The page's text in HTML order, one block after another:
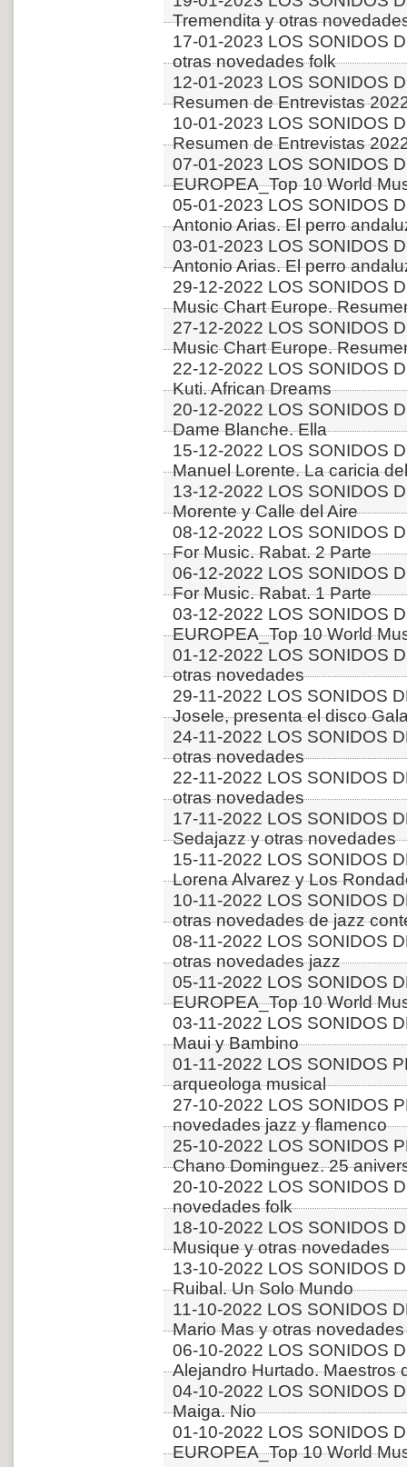
Tremendita y otras
17-01-2023 LOS SONIDOS
otras novedades folk
12-01-2023 LOS SONIDOS
Resumen de Entrevistas
10-01-2023 LOS SONIDOS
Resumen de Entrevistas
07-01-2023 LOS SONIDOS
EUROPEA_Top 10 World
05-01-2023 LOS SONIDOS
Antonio Arias. El perro
03-01-2023 LOS SONIDOS
Antonio Arias. El perro
29-12-2022 LOS SONIDOS
Music Chart Europe.
27-12-2022 LOS SONIDOS
Music Chart Europe.
22-12-2022 LOS SONIDOS
Kuti. African Dreams
20-12-2022 LOS SONIDOS
Dame Blanche. Ella
15-12-2022 LOS SONIDOS
Manuel Lorente. La caricia
13-12-2022 LOS SONIDOS
Morente y Calle del Aire
08-12-2022 LOS SONIDOS
For Music. Rabat. 2 Parte
06-12-2022 LOS SONIDOS
For Music. Rabat. 1 Parte
03-12-2022 LOS SONIDOS
EUROPEA_Top 10 World
01-12-2022 LOS SONIDOS
otras novedades
29-11-2022 LOS SONIDOS
Josele, presenta el disco
24-11-2022 LOS SONIDOS
otras novedades
22-11-2022 LOS SONIDOS
otras novedades
17-11-2022 LOS SONIDOS
Sedajazz y otras novedades
15-11-2022 LOS SONIDOS
Lorena Alvarez y Los
10-11-2022 LOS SONIDOS
otras novedades de jazz
08-11-2022 LOS SONIDOS
otras novedades jazz
05-11-2022 LOS SONIDOS
EUROPEA_Top 10 World
03-11-2022 LOS SONIDOS
Maui y Bambino
01-11-2022 LOS SONIDOS
arqueologa musical
27-10-2022 LOS SONIDOS
novedades jazz y flamenco
25-10-2022 LOS SONIDOS
Chano Dominguez. 25
20-10-2022 LOS SONIDOS
novedades folk
18-10-2022 LOS SONIDOS
Musique y otras novedades
13-10-2022 LOS SONIDOS
Ruibal. Un Solo Mundo
11-10-2022 LOS SONIDOS
Mario Mas y otras novedades
06-10-2022 LOS SONIDOS
Alejandro Hurtado. Maestros
04-10-2022 LOS SONIDOS
Maiga. Nio
01-10-2022 LOS SONIDOS
EUROPEA_Top 10 World